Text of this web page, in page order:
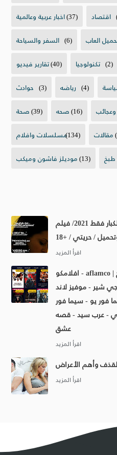
اخبار عربية وعالمية(37) اقتصاد
السفر والسياحة (6) العاب
تقارير فيديو(40) تكنولوجيا (2)
حوادث (3) رياضه (4)
صحة(39) صحه(16)
مسلسلات وافلام(134) مقالات
موديلز فاشون وميكب(13)
أفلام للكبار فقط 2021/ فيلم Lie with Me مترجم HD
/ حريتي / +18
افلامكو - aflamco | افلام للكبار فقط لا تصلح
اطلاقا 2021 | ايجي شير - موفيز لاند
فور يو - سيما فور
- عرب سيد - قصه
عشق
وأهم الأعراض